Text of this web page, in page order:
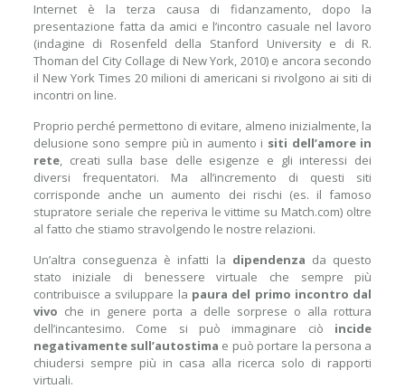
Internet è la terza causa di fidanzamento, dopo la
presentazione fatta da amici e l’incontro casuale nel lavoro
(indagine di Rosenfeld della Stanford University e di R.
Thoman del City Collage di New York, 2010) e ancora secondo
il New York Times 20 milioni di americani si rivolgono ai siti di
incontri on line.
Proprio perché permettono di evitare, almeno inizialmente, la
delusione sono sempre più in aumento i siti dell’amore in
rete, creati sulla base delle esigenze e gli interessi dei
diversi frequentatori. Ma all’incremento di questi siti
corrisponde anche un aumento dei rischi (es. il famoso
stupratore seriale che reperiva le vittime su Match.com) oltre
al fatto che stiamo stravolgendo le nostre relazioni.
Un’altra conseguenza è infatti la dipendenza da questo
stato iniziale di benessere virtuale che sempre più
contribuisce a sviluppare la paura del primo incontro dal
vivo che in genere porta a delle sorprese o alla rottura
dell’incantesimo. Come si può immaginare ciò incide
negativamente sull’autostima e può portare la persona a
chiudersi sempre più in casa alla ricerca solo di rapporti
virtuali.